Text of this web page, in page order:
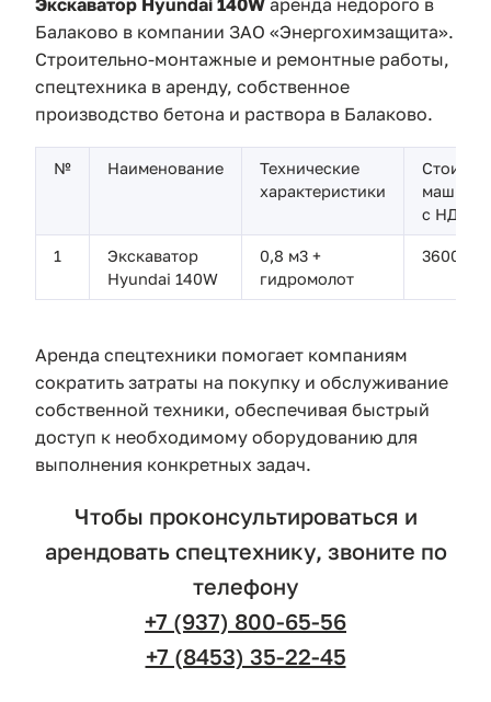
Балаково в компании ЗАО «Энергохимзащита».
Строительно-монтажные и ремонтные работы,
спецтехника в аренду, собственное
производство бетона и раствора в Балаково.
№ Наименование
Технические
характеристики
с НДС,
1
Экскаватор
Hyundai 140W
0,8 м3 +
гидромолот
3600
Аренда спецтехники помогает компаниям
сократить затраты на покупку и обслуживание
собственной техники, обеспечивая быстрый
доступ к необходимому оборудованию для
выполнения конкретных задач.
Чтобы проконсультироваться и
арендовать спецтехнику, звоните по
телефону
+7 (937) 800-65-56
+7 (8453) 35-22-45